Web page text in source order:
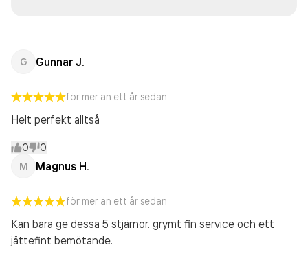
G Gunnar J.
för mer än ett år sedan
Helt perfekt alltså
0 0
M Magnus H.
för mer än ett år sedan
Kan bara ge dessa 5 stjärnor. grymt fin service och ett
jättefint bemötande.